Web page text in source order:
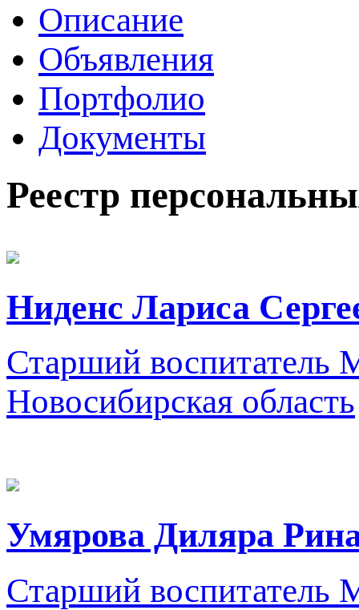
Описание
Объявления
Портфолио
Документы
Реестр
Ниденс Лариса
Старший воспитатель
Новосибирская область
Умярова Диляра
Старший воспитатель